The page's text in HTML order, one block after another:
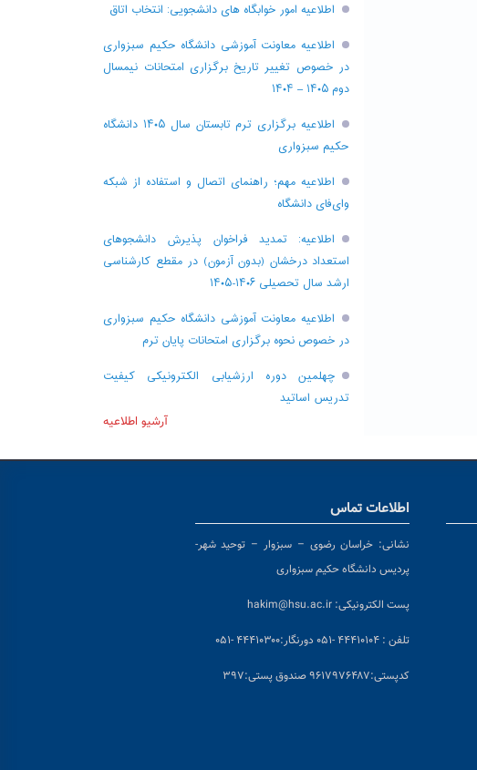
اطلاعیه امور خوابگاه های دانشجویی: انتخاب اتاق
اطلاعیه معاونت آموزشی دانشگاه حکیم سبزواری
در خصوص تغییر تاریخ برگزاری امتحانات نیمسال
دوم ۱۴۰۵ – ۱۴۰۴
اطلاعیه برگزاری ترم تابستان سال ۱۴۰۵ دانشگاه
حکیم سبزواری
اطلاعیه مهم؛ راهنمای اتصال و استفاده از شبکه
وای‌فای دانشگاه
اطلاعیه: تمدید فراخوان پذیرش دانشجو‌های
استعداد درخشان (بدون آزمون) در مقطع کارشناسی
ارشد سال تحصیلی ۱۴۰۶-۱۴۰۵
اطلاعیه معاونت آموزشی دانشگاه حکیم سبزواری
در خصوص نحوه برگزاری امتحانات پایان ترم
چهلمین دوره ارزشیابی الکترونیکی کیفیت
تدریس اساتید
آرشیو اطلاعیه
اطلاعات تماس
نشانی: خراسان رضوی – سبزوار – توحید شهر-
پردیس دانشگاه حکیم سبزواری
پست الکترونیکی: hakim@hsu.ac.ir
تلفن : ۴۴۴۱۰۱۰۴ -۰۵۱ دورنگار:۴۴۴۱۰۳۰۰ -۰۵۱
کدپستی:۹۶۱۷۹۷۶۴۸۷ صندوق پستی:۳۹۷